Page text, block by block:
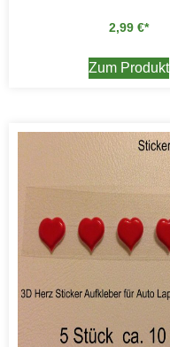
2,99 €
Zum Produkt